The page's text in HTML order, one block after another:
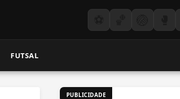
FUTSAL
PUBLICIDADE